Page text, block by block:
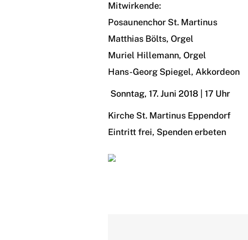
Mitwirkende:
Posaunenchor St. Martinus
Matthias Bölts, Orgel
Muriel Hillemann, Orgel
Hans-Georg Spiegel, Akkordeon
Sonntag, 17. Juni 2018 | 17 Uhr
Kirche St. Martinus Eppendorf
Eintritt frei, Spenden erbeten